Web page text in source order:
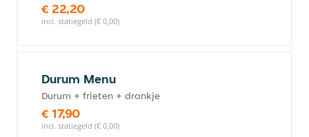
€ 22,20
incl. statiegeld (€ 0,00)
Durum Menu
Durum + frieten + drankje
€ 17,90
incl. statiegeld (€ 0,00)